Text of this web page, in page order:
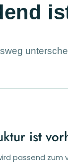
ist
passend zum